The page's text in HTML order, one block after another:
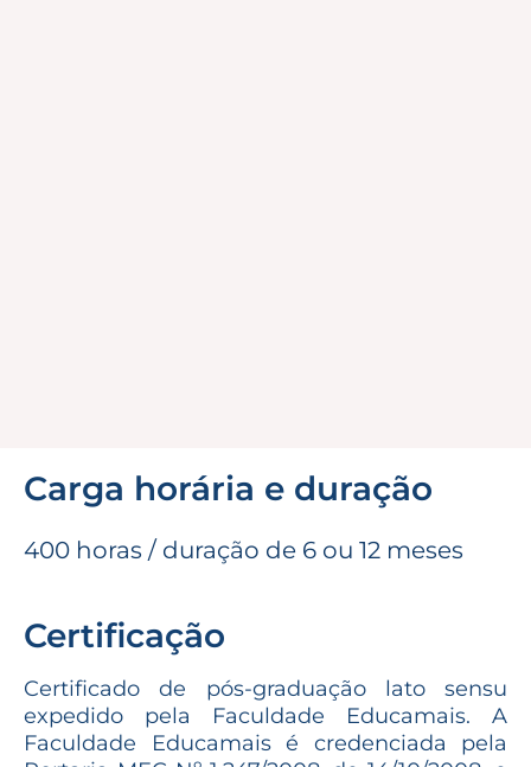
Carga horária e duração
400 horas / duração de 6 ou 12 meses
Certificação
Certificado de pós-graduação lato sensu
expedido pela Faculdade Educamais. A
Faculdade Educamais é credenciada pela